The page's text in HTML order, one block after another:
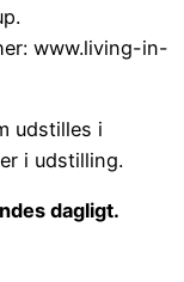
www.living-in-
udstilles i
i udstilling.
dagligt.